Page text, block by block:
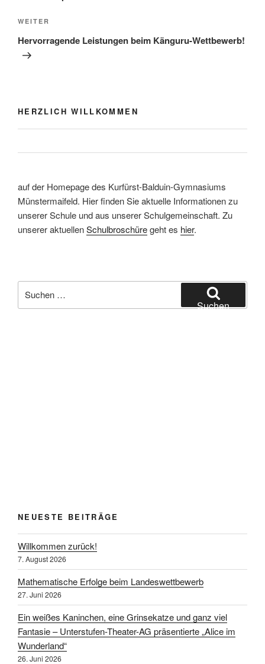
Nächster
Beitrag
WEITER
Hervorragende Leistungen beim Känguru-Wettbewerb!
HERZLICH WILLKOMMEN
auf der Homepage des Kurfürst-Balduin-Gymnasiums
Münstermaifeld. Hier finden Sie aktuelle Informationen zu
unserer Schule und aus unserer Schulgemeinschaft. Zu
unserer aktuellenSchulbroschüregeht es hier.
nach:
Suchen
NEUESTE BEITRÄGE
Willkommen zurück!
7. August 2026
Mathematische Erfolge beim Landeswettbewerb
27. Juni 2026
Ein weißes Kaninchen, eine Grinsekatze und ganz viel
Fantasie – Unterstufen-Theater-AG präsentierte „Alice im
Wunderland“
26. Juni 2026